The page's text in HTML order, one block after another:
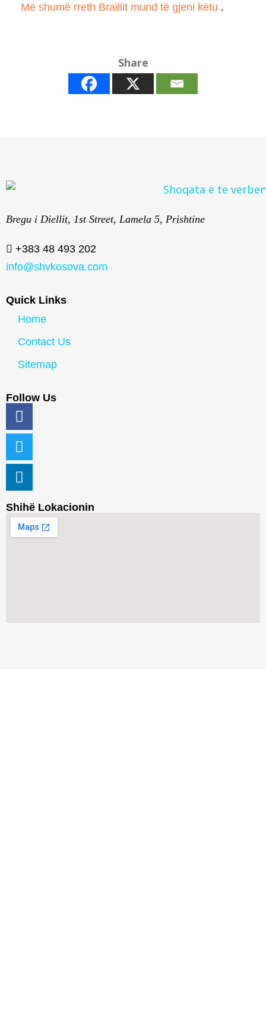
Më shumë rreth Braillit mund të gjeni këtu .
Share
Bregu i Diellit, 1st Street, Lamela 5, Prishtine
+383 48 493 202
info@shvkosova.com
Quick Links
Home
Contact Us
Sitemap
Follow Us
Shihë Lokacionin